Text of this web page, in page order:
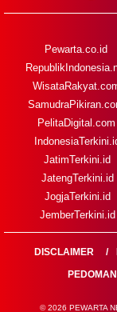
Pewarta.co.id
PelitaDigital.com
JatimTerkini.id
JatengTerkini.id
JogjaTerkini.id
JemberTerkini.id
DISCLAIMER
© 2026 PEWARTA